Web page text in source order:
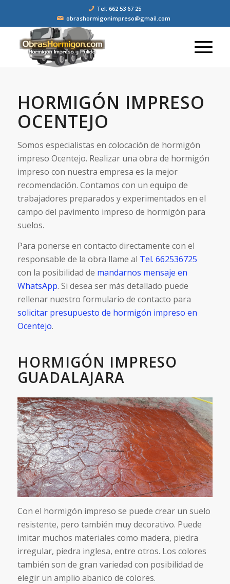
Tel: 662 53 67 25
obrashormigonimpreso@gmail.com
HORMIGÓN IMPRESO
OCENTEJO
Somos especialistas en colocación de hormigón
impreso Ocentejo. Realizar una obra de hormigón
impreso con nuestra empresa es la mejor
recomendación. Contamos con un equipo de
trabajadores preparados y experimentados en el
campo del pavimento impreso de hormigón para
suelos.
Para ponerse en contacto directamente con el
responsable de la obra llame al Tel. 662536725
con la posibilidad de mandarnos mensaje en
WhatsApp. Si desea ser más detallado puede
rellenar nuestro formulario de contacto para
solicitar presupuesto de hormigón impreso en
Ocentejo.
HORMIGÓN IMPRESO
GUADALAJARA
Con el hormigón impreso se puede crear un suelo
resistente, pero también muy decorativo. Puede
imitar muchos materiales como madera, piedra
irregular, piedra inglesa, entre otros. Los colores
también son de gran variedad con posibilidad de
elegir un amplio abanico de colores.